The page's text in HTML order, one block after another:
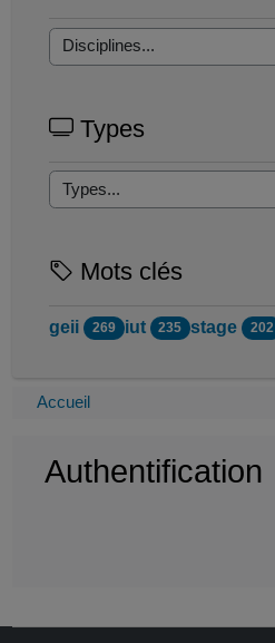
Types
Mots clés
geii 269 iut 235 stage 202
Accueil
Authentification